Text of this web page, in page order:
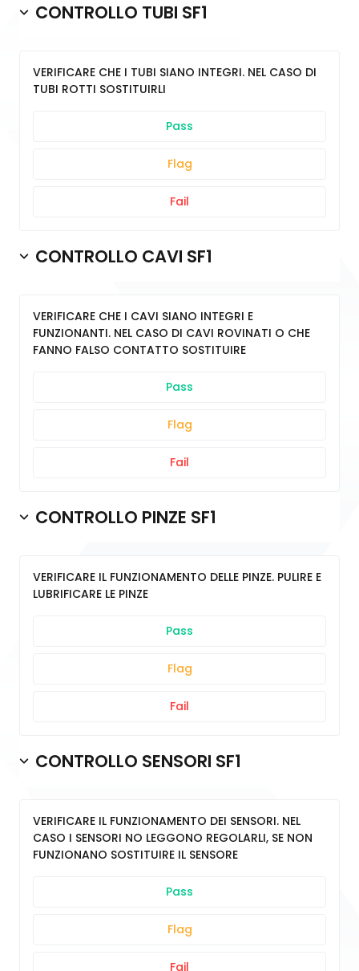
CONTROLLO TUBI SF1
VERIFICARE CHE I TUBI SIANO INTEGRI. NEL CASO DI
TUBI ROTTI SOSTITUIRLI
Pass
Flag
Fail
CONTROLLO CAVI SF1
VERIFICARE CHE I CAVI SIANO INTEGRI E
FUNZIONANTI. NEL CASO DI CAVI ROVINATI O CHE
FANNO FALSO CONTATTO SOSTITUIRE
Pass
Flag
Fail
CONTROLLO PINZE SF1
VERIFICARE IL FUNZIONAMENTO DELLE PINZE. PULIRE E
LUBRIFICARE LE PINZE
Pass
Flag
Fail
CONTROLLO SENSORI SF1
VERIFICARE IL FUNZIONAMENTO DEI SENSORI. NEL
CASO I SENSORI NO LEGGONO REGOLARLI, SE NON
FUNZIONANO SOSTITUIRE IL SENSORE
Pass
Flag
Fail